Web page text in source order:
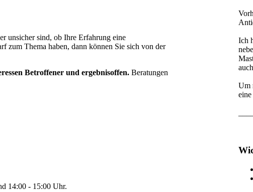
unsicher sind, ob Ihre Erfahrung eine
zum Thema haben, dann können Sie sich von der
Betroffener und ergebnisoffen. Beratungen
14:00 - 15:00 Uhr.
Ich
Um